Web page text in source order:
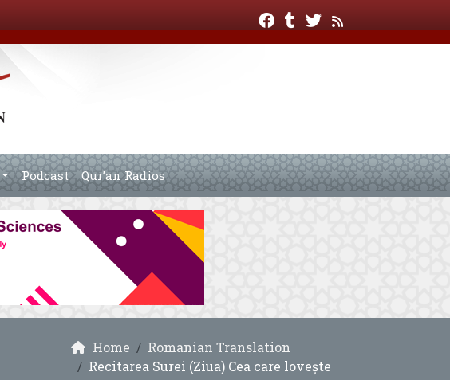
Podcast Qur’an Radios
Home
Romanian Translation
Recitarea Surei (Ziua) Cea care lovește